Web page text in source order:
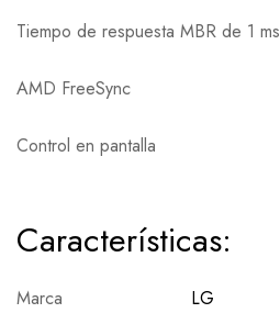
Tiempo de respuesta MBR de 1 ms
AMD FreeSync
Control en pantalla
Características:
Marca
LG